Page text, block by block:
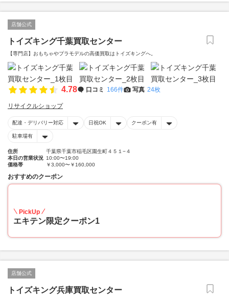
店舗公式
トイズキング千葉買取センター
【専門店】おもちゃやプラモデルの高価買取はトイズキングへ。‎
4.78 口コミ 166件 写真 24枚
リサイクルショップ
配達・デリバリー対応 日祝OK クーポン有
駐車場有
住所
千葉県千葉市稲毛区園生町４５１−４
本日の営業状況 10:00〜19:00
価格帯
￥3,000〜￥160,000
おすすめのクーポン
PickUp
エキテン限定クーポン1
店舗公式
トイズキング兵庫買取センター